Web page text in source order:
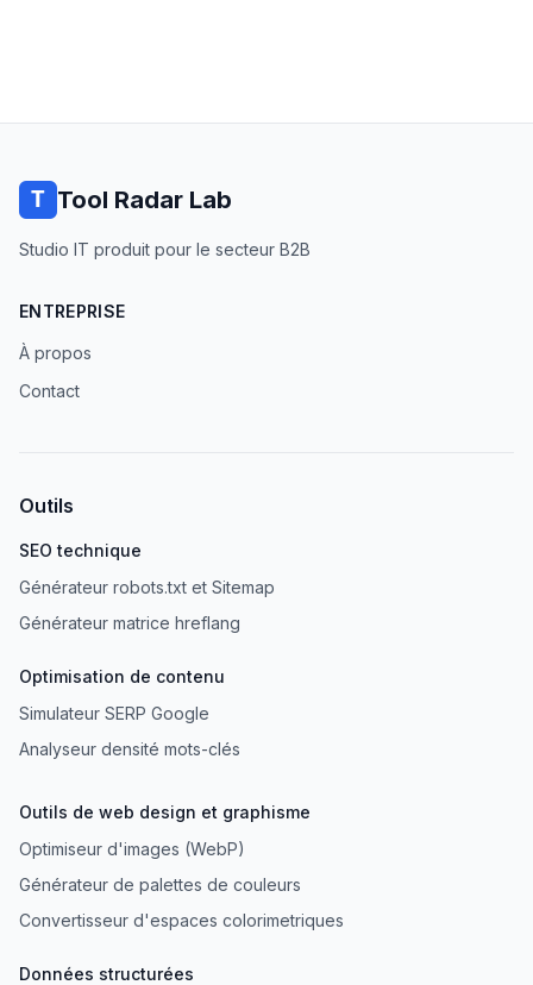
Tool Radar Lab
Studio IT produit pour le secteur B2B
ENTREPRISE
À propos
Contact
Outils
SEO technique
Générateur robots.txt et Sitemap
Générateur matrice hreflang
Optimisation de contenu
Simulateur SERP Google
Analyseur densité mots-clés
Outils de web design et graphisme
Optimiseur d'images (WebP)
Générateur de palettes de couleurs
Convertisseur d'espaces colorimetriques
Données structurées